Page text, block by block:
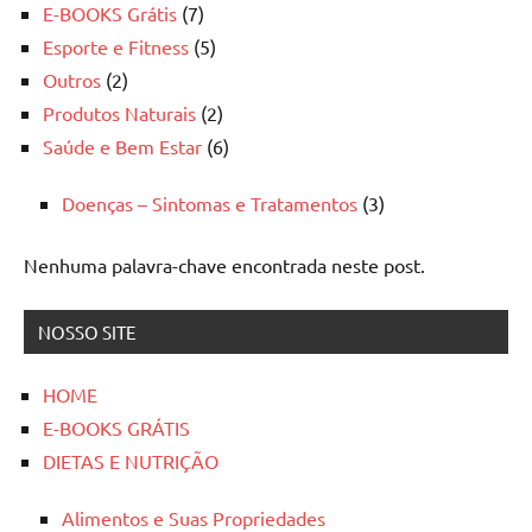
E-BOOKS Grátis (7)
Esporte e Fitness (5)
Outros (2)
Produtos Naturais (2)
Saúde e Bem Estar (6)
Doenças – Sintomas e Tratamentos (3)
Nenhuma palavra-chave encontrada neste post.
NOSSO SITE
HOME
E-BOOKS GRÁTIS
DIETAS E NUTRIÇÃO
Alimentos e Suas Propriedades